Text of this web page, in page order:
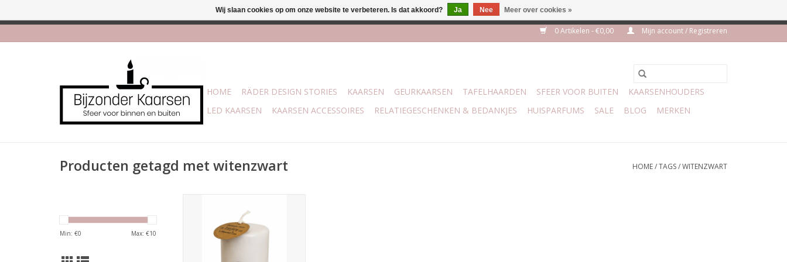
0 Artikelen - €0,00 Mijn account / Registreren
HOME RÄDER DESIGN STORIES KAARSEN GEURKAARSEN TAFELHAARDEN SFEER VOOR BUITEN
KAARSENHOUDERS
LED KAARSEN
KAARSEN ACCESSOIRES RELATIEGESCHENKEN & BEDANKJES HUISPARFUMS SALE BLOG MERKEN
Producten getagd met witenzwart HOME/TAGS/WITENZWART
Min: €0 Max: €10
Wij slaan cookies op om onze website te verbeteren. Is dat akkoord? Ja Nee Meer over cookies »
Afhalen is mogelijk bij mijn winkel Trotz | Belvederelaan 107 Zwolle | 27 juli t/m 3 aug VAKANTIE